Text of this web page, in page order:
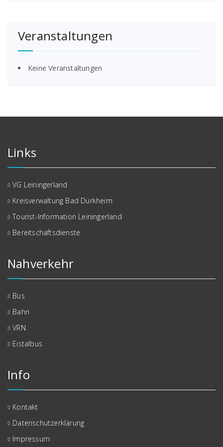
Veranstaltungen
Keine Veranstaltungen
Links
VG Leiningerland
Kreisverwaltung Bad Dürkheim
Tourist-Information Leiningerland
Bereitschaftsdienste
Nahverkehr
Bus
Bahn
VRN
Eistalbus
Info
Kontakt
Datenschutzerklärung
Impressum